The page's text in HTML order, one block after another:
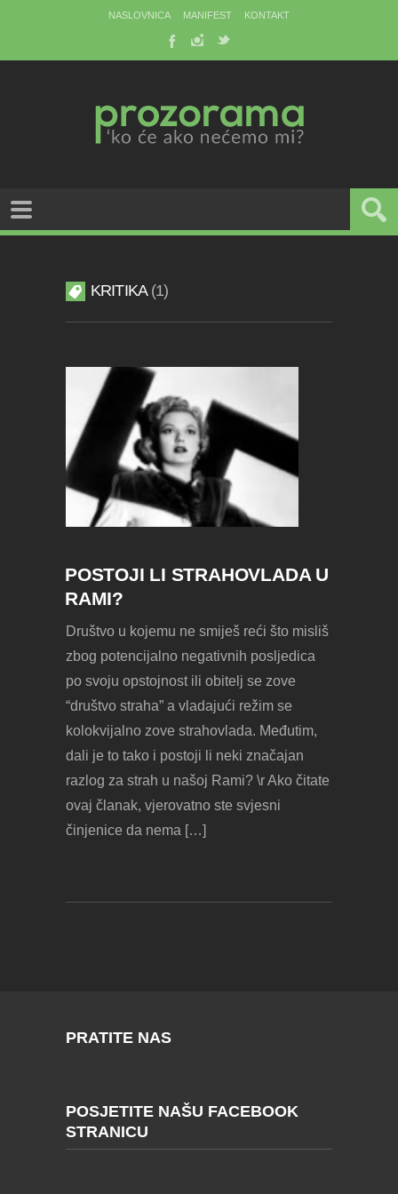
NASLOVNICA MANIFEST KONTAKT
KRITIKA 1
POSTOJI LI STRAHOVLADA U
RAMI?
Društvo u kojemu ne smiješ reći što misliš
zbog potencijalno negativnih posljedica
po svoju opstojnost ili obitelj se zove
“društvo straha” a vladajući režim se
kolokvijalno zove strahovlada. Međutim,
dali je to tako i postoji li neki značajan
razlog za strah u našoj Rami? \r Ako čitate
ovaj članak, vjerovatno ste svjesni
činjenice da nema […]
PRATITE NAS
POSJETITE NAŠU FACEBOOK
STRANICU